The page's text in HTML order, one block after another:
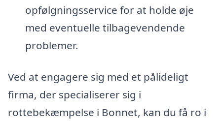
opfølgningsservice for at holde øje
med eventuelle tilbagevendende
problemer.
Ved at engagere sig med et pålideligt
firma, der specialiserer sig i
rottebekæmpelse i Bonnet, kan du få ro i